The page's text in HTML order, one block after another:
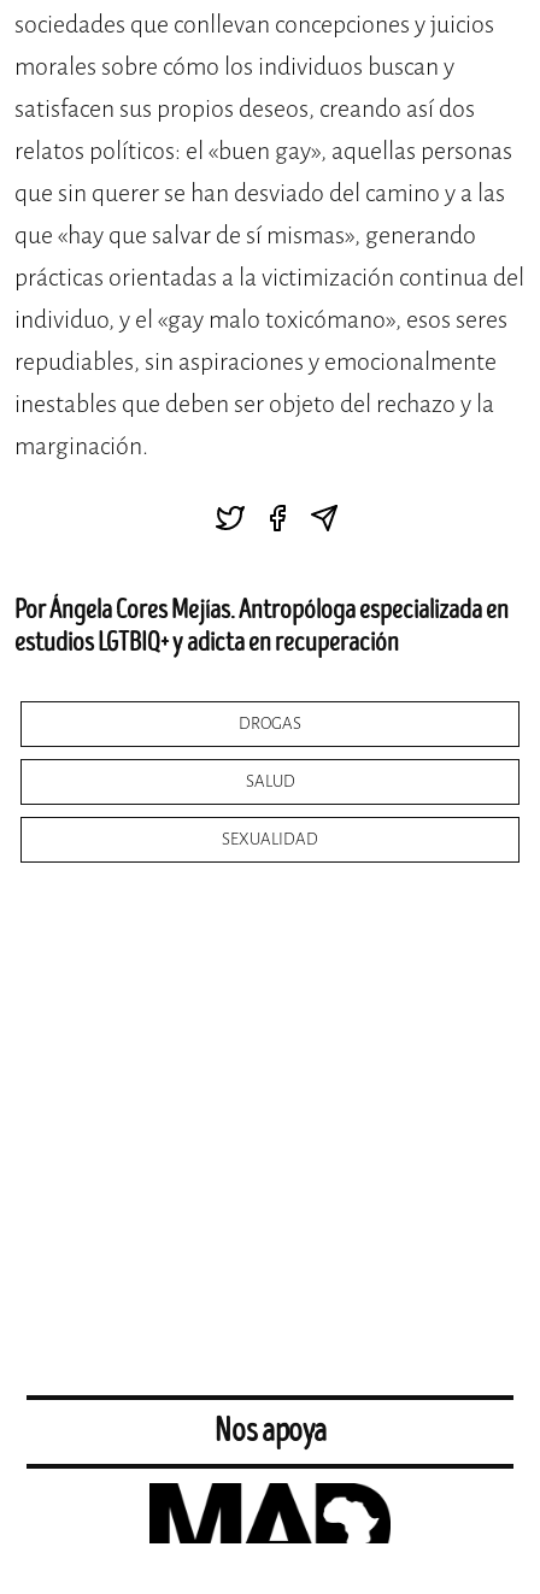
sociedades que conllevan concepciones y juicios
morales sobre cómo los individuos buscan y
satisfacen sus propios deseos, creando así dos
relatos políticos: el «buen gay», aquellas personas
que sin querer se han desviado del camino y a las
que «hay que salvar de sí mismas», generando
prácticas orientadas a la victimización continua del
individuo, y el «gay malo toxicómano», esos seres
repudiables, sin aspiraciones y emocionalmente
inestables que deben ser objeto del rechazo y la
marginación.
Por Ángela Cores Mejías. Antropóloga especializada en
estudios LGTBIQ+ y adicta en recuperación
DROGAS
SALUD
SEXUALIDAD
Nos apoya